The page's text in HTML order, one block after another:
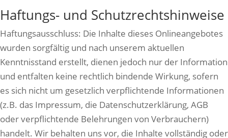
Haftungs- und Schutzrechtshinweise
Haftungsausschluss: Die Inhalte dieses Onlineangebotes
wurden sorgfältig und nach unserem aktuellen
Kenntnisstand erstellt, dienen jedoch nur der Information
und entfalten keine rechtlich bindende Wirkung, sofern
es sich nicht um gesetzlich verpflichtende Informationen
(z.B. das Impressum, die Datenschutzerklärung, AGB
oder verpflichtende Belehrungen von Verbrauchern)
handelt. Wir behalten uns vor, die Inhalte vollständig oder